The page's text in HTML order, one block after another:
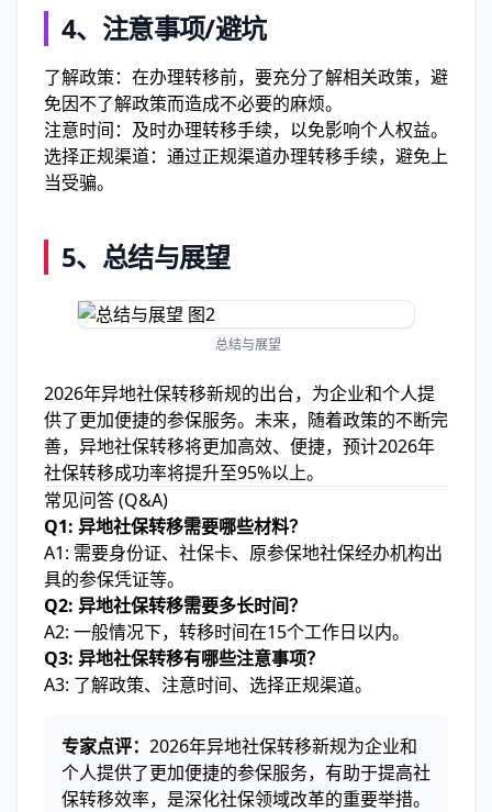
4、 注意事项/避坑
了解政策：在办理转移前，要充分了解相关政策，避
免因不了解政策而造成不必要的麻烦。
注意时间：及时办理转移手续，以免影响个人权益。
选择正规渠道：通过正规渠道办理转移手续，避免上
当受骗。
5、 总结与展望
总结与展望
2026年异地社保转移新规的出台，为企业和个人提
供了更加便捷的参保服务。未来，随着政策的不断完
善，异地社保转移将更加高效、便捷，预计2026年
社保转移成功率将提升至95%以上。
常见问答 (Q&A)
Q1: 异地社保转移需要哪些材料？
A1: 需要身份证、社保卡、原参保地社保经办机构出
具的参保凭证等。
Q2: 异地社保转移需要多长时间？
A2: 一般情况下，转移时间在15个工作日以内。
Q3: 异地社保转移有哪些注意事项？
A3: 了解政策、注意时间、选择正规渠道。
专家点评： 2026年异地社保转移新规为企业和
个人提供了更加便捷的参保服务，有助于提高社
保转移效率，是深化社保领域改革的重要举措。